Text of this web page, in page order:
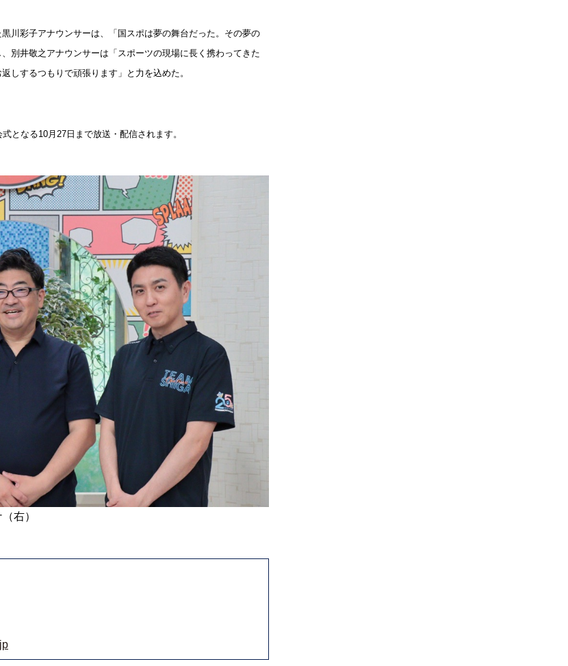
川彩子アナウンサーは、「国スポは夢の舞台だった。その夢の
別井敬之アナウンサーは「スポーツの現場に長く携わってきた
しするつもりで頑張ります」と力を込めた。
式となる10月 27 日まで放送・配信されます。
右）